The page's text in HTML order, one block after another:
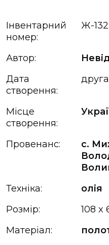
Інвентарний
номер:
Ж-132
Автор:
Дата
створення:
Місце
створення:
Провенанс:
с.
Техніка:
олія
Розмір:
108 x
Матеріал: